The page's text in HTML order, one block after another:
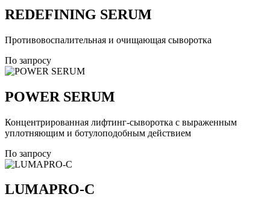
REDEFINING SERUM
Противовоспалительная и очищающая сыворотка
По запросу
POWER SERUM
Концентрированная лифтинг-сыворотка с выраженным
уплотняющим и ботулоподобным действием
По запросу
LUMAPRO-C